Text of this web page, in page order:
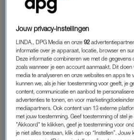
Ook al begon die date wel goed: “Het
hebben gevaren.”
VRAGENVUUR
De date was geregeld door vrienden,
soort date met iemand, die vrienden
dat kan altijd leuk zijn. Maar… Dat was
‘Anja’tje’. Zo noem je dat toch?
zichzelf praat.” En dat heeft ze
heb dat wel gezegd, toen we nog een
Jouw privacy-instellingen
LINDA., DPG Media en onze92
informatie over je apparaat, locatie, browser en
Deze informatie combineren we met de gegevens
zoals wanneer je een account aanmaakt. Dit
media te analyseren en onze websites en apps te
kunnen we, als je hier toestemming voor geeft, je
content, communicatie en aanbod te
advertenties te tonen, en voor
mediapartners. Ook content van 13 externe
met jouw toestemming. Geef toestemming of stel
"Akkoord" te klikken, geef je toestemming voor
je niet alles toestaan, klik dan op “Instellen”. Jouw